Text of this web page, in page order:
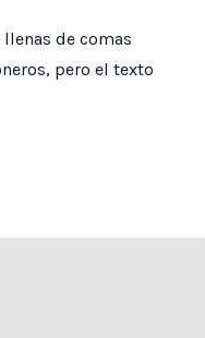
de comas
pero el texto